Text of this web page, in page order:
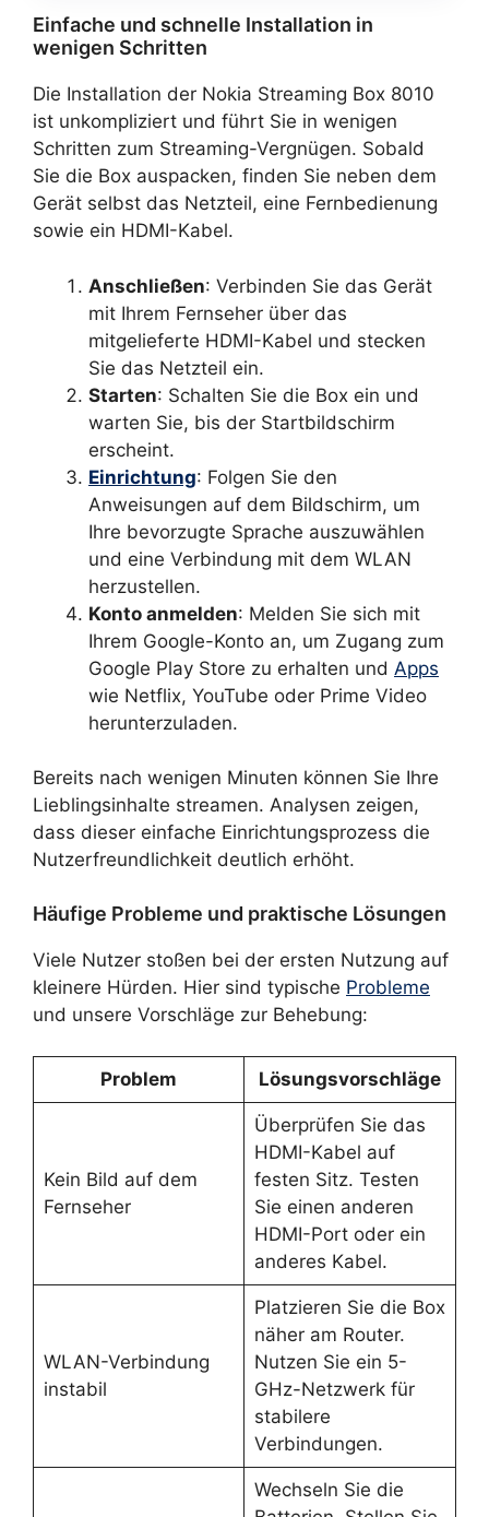
Einfache und schnelle Installation in
wenigen Schritten
Die Installation der Nokia Streaming Box 8010
ist unkompliziert und führt Sie in wenigen
Schritten zum Streaming-Vergnügen. Sobald
Sie die Box auspacken, finden Sie neben dem
Gerät selbst das Netzteil, eine Fernbedienung
sowie ein HDMI-Kabel.
Anschließen: Verbinden Sie das Gerät
mit Ihrem Fernseher über das
mitgelieferte HDMI-Kabel und stecken
Sie das Netzteil ein.
Starten: Schalten Sie die Box ein und
warten Sie, bis der Startbildschirm
erscheint.
Einrichtung: Folgen Sie den
Anweisungen auf dem Bildschirm, um
Ihre bevorzugte Sprache auszuwählen
und eine Verbindung mit dem WLAN
herzustellen.
Konto anmelden: Melden Sie sich mit
Ihrem Google-Konto an, um Zugang zum
Google Play Store zu erhalten und Apps
wie Netflix, YouTube oder Prime Video
herunterzuladen.
Bereits nach wenigen Minuten können Sie Ihre
Lieblingsinhalte streamen. Analysen zeigen,
dass dieser einfache Einrichtungsprozess die
Nutzerfreundlichkeit deutlich erhöht.
Häufige Probleme und praktische Lösungen
Viele Nutzer stoßen bei der ersten Nutzung auf
kleinere Hürden. Hier sind typische Probleme
und unsere Vorschläge zur Behebung:
Problem Lösungsvorschläge
Kein Bild auf dem
Fernseher
Überprüfen Sie das
HDMI-Kabel auf
festen Sitz. Testen
Sie einen anderen
HDMI-Port oder ein
anderes Kabel.
WLAN-Verbindung
instabil
Platzieren Sie die Box
näher am Router.
Nutzen Sie ein 5-
GHz-Netzwerk für
stabilere
Verbindungen.
Wechseln Sie die